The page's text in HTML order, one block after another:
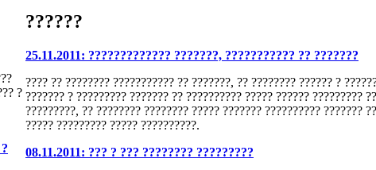
?
??????
25.11.2011: ????????????? ???????, ??????????? ?? ???????
???? ?? ???????? ??????????? ?? ???????, ?? ???????? ?????? ?
??????? ? ????????? ??????? ?? ?????????? ????? ?????? ?????????
?????????, ?? ???????? ???????? ????? ??????? ?????????? ???????
????? ????????? ????? ??????????.
08.11.2011: ??? ? ??? ???????? ?????????